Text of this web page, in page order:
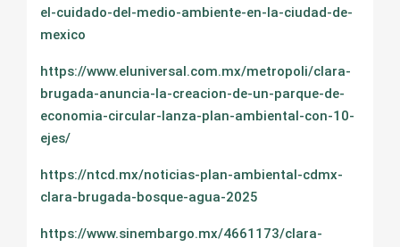
el-cuidado-del-medio-ambiente-en-la-ciudad-de-
mexico
https://www.eluniversal.com.mx/metropoli/clara-
brugada-anuncia-la-creacion-de-un-parque-de-
economia-circular-lanza-plan-ambiental-con-10-
ejes/
https://ntcd.mx/noticias-plan-ambiental-cdmx-
clara-brugada-bosque-agua-2025
https://www.sinembargo.mx/4661173/clara-